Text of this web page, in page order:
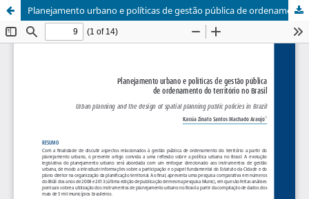
Planejamento urbano e políticas de gestão pública de ordenamento do território no Brasil